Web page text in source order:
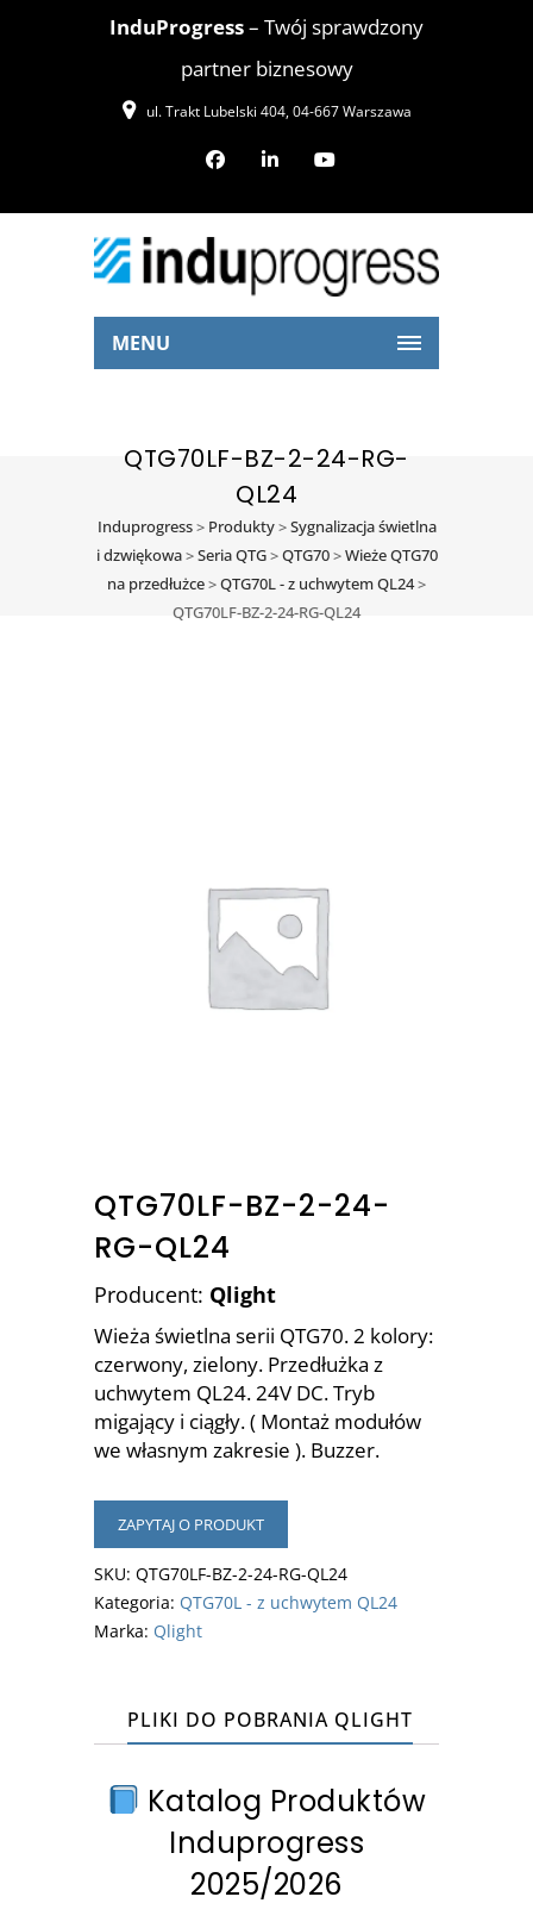
InduProgress– Twój sprawdzony
partner biznesowy
ul. Trakt Lubelski 404, 04-667 Warszawa
MENU
QTG70LF-BZ-2-24-RG-
QL24
Induprogress> Produkty>Sygnalizacja świetlna
i dzwiękowa>Seria QTG>QTG70>Wieże QTG70
na przedłużce>QTG70L - z uchwytem QL24>
QTG70LF-BZ-2-24-RG-QL24
QTG70LF-BZ-2-24-
RG-QL24
Producent: Qlight
Wieża świetlna serii QTG70. 2 kolory:
czerwony, zielony. Przedłużka z
uchwytem QL24. 24V DC. Tryb
migający i ciągły. ( Montaż modułów
we własnym zakresie ). Buzzer.
ZAPYTAJ O PRODUKT
SKU: QTG70LF-BZ-2-24-RG-QL24
Kategoria: QTG70L - z uchwytem QL24
Marka: Qlight
PLIKI DO POBRANIA QLIGHT
Katalog Produktów
Induprogress
2025/2026